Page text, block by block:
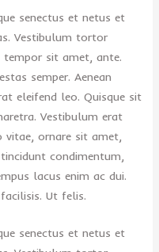
senectus et netus et
Vestibulum tortor
sit amet, ante.
semper. Aenean
eleifend leo. Quisque sit
Vestibulum erat
vitae, ornare sit amet,
condimentum,
lacus enim ac dui.
Ut felis.
senectus et netus et